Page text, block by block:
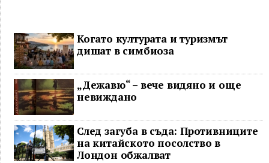
Когато културата и туризмът
дишат в симбиоза
„Дежавю“ – вече видяно и още
невиждано
След загуба в съда: Противниците
на китайското посолство в
Лондон обжалват